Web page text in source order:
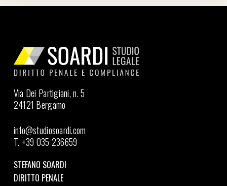
Via Dei Partigiani, n. 5
24121 Bergamo
info@studiosoardi.com
T. +39 035 236659
STEFANO SOARDI
DIRITTO PENALE